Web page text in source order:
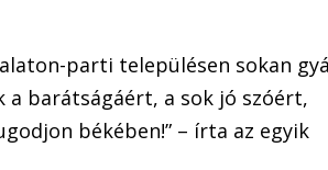
parti településen sokan
a barátságáért, a sok jó szóért,
békében!” – írta az egyik